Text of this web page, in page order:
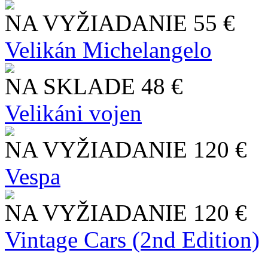
NA VYŽIADANIE 55 €
Velikán Michelangelo
NA SKLADE 48 €
Velikáni vojen
NA VYŽIADANIE 120 €
Vespa
NA VYŽIADANIE 120 €
Vintage Cars (2nd Edition)